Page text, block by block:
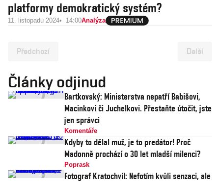
platformy demokratický systém?
11. listopadu 2024 14:00Analýza
Předchozí Další
Články odjinud
Bartkovský: Ministerstva nepatří Babišovi,
Macinkovi či Juchelkovi. Přestaňte útočit, jste
jen správci
Komentáře
Kdyby to dělal muž, je to predátor! Proč
Madonně prochází o 30 let mladší milenci?
Poprask
Fotograf Kratochvíl: Nefotím kvůli senzaci, ale